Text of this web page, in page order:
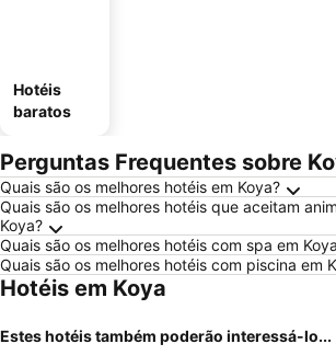
Hotéis
baratos
Perguntas Frequentes sobre
Quais são os melhores hotéis em Koya?
Quais são os melhores hotéis que aceitam
Koya?
Quais são os melhores hotéis com spa em
Quais são os melhores hotéis com piscina em
Hotéis em Koya
Estes hotéis também poderão interessá-lo...